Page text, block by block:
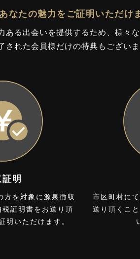
なたの魅力をご証明いただけ
ある出会いを提供するため、様々
された会員様だけの特典もござい
明
を対象に源泉徴収
証明書をお送り頂
明いただけます。
市区町村に
送り頂くこ